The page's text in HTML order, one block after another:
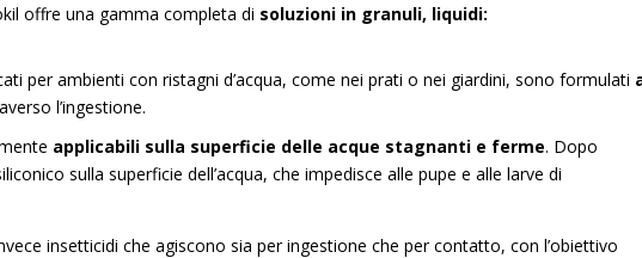
offre una gamma completa di soluzioni in granuli, liquidi:
per ambienti con ristagni d’acqua, come nei prati o nei giardini, sono formulati
l’ingestione.
applicabili sulla superficie delle acque stagnanti e ferme. Dopo
sulla superficie dell’acqua, che impedisce alle pupe e alle larve di
insetticidi che agiscono sia per ingestione che per contatto, con l’obiettivo